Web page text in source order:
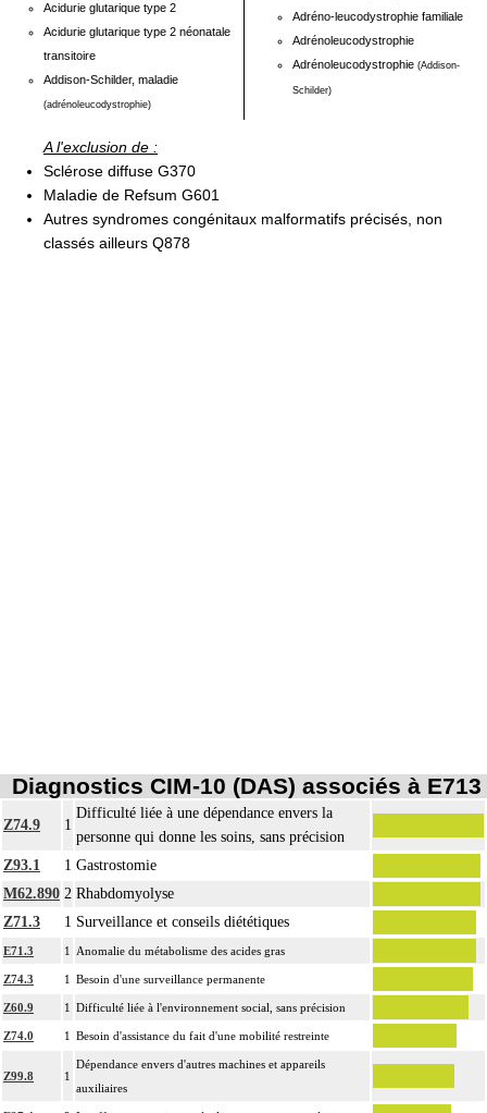
Acidurie glutarique type 2
Acidurie glutarique type 2 néonatale
transitoire
Addison-Schilder, maladie
(adrénoleucodystrophie)
Adréno-leucodystrophie familiale
Adrénoleucodystrophie
Adrénoleucodystrophie (Addison-
Schilder)
A l'exclusion de :
Sclérose diffuse G370
Maladie de Refsum G601
Autres syndromes congénitaux malformatifs précisés, non
classés ailleurs Q878
Diagnostics CIM-10 (DAS) associés à E713
Z74.9 1
Difficulté liée à une dépendance envers la
personne qui donne les soins, sans précision
Z93.1
1 Gastrostomie
M62.890 2 Rhabdomyolyse
Z71.3
1 Surveillance et conseils diététiques
E71.3 1 Anomalie du métabolisme des acides gras
Z74.3 1 Besoin d'une surveillance permanente
Z60.9 1 Difficulté liée à l'environnement social, sans précision
Z74.0 1 Besoin d'assistance du fait d'une mobilité restreinte
Z99.8 1
Dépendance envers d'autres machines et appareils
auxiliaires